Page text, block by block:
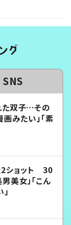
SNS
た双子…その
みたい」「素
ショット 30
美女」「こん